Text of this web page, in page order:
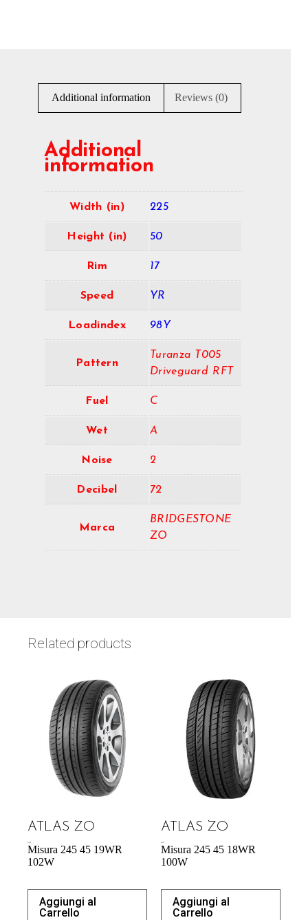
Additional information Reviews (0)
Additional
information
Width (in) 225
Height (in) 50
Rim 17
Speed YR
Loadindex 98Y
Pattern
Turanza T005
Driveguard RFT
Fuel C
Wet A
Noise 2
Decibel 72
Marca
BRIDGESTONE
ZO
Related products
ATLAS ZO
Misura 245 45 19WR
102W
Aggiungi al
Carrello
ATLAS ZO
Misura 245 45 18WR
100W
Aggiungi al
Carrello